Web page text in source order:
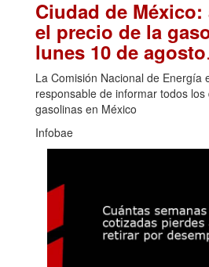
Ciudad de
el precio de la
lunes 10 de agosto
La Comisión Nacional de Energía
responsable de informar todos
gasolinas en México
Infobae